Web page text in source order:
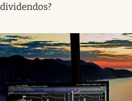
dividendos?